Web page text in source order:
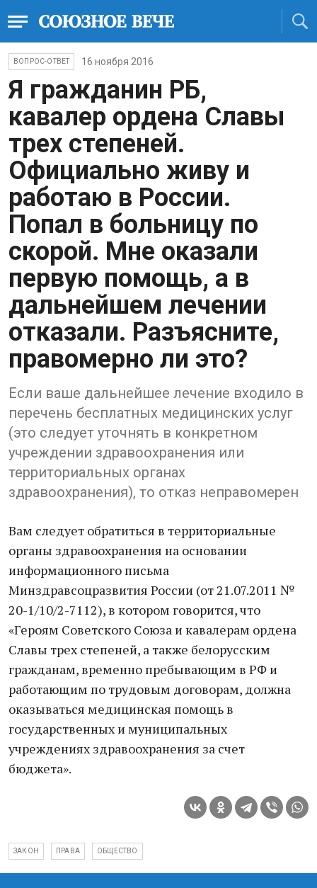
ВОПРОС-ОТВЕТ 16 ноября 2016
Я гражданин РБ,
кавалер ордена Славы
трех степеней.
Официально живу и
работаю в России.
Попал в больницу по
скорой. Мне оказали
первую помощь, а в
дальнейшем лечении
отказали. Разъясните,
правомерно ли это?
Если ваше дальнейшее лечение входило в
перечень бесплатных медицинских услуг
(это следует уточнять в конкретном
учреждении здравоохранения или
территориальных органах
здравоохранения), то отказ неправомерен
Вам следует обратиться в территориальные
органы здравоохранения на основании
информационного письма
Минздравсоцразвития России (от 21.07.2011 №
20-1/10/2-7112), в котором говорится, что
«Героям Советского Союза и кавалерам ордена
Славы трех степеней, а также белорусским
гражданам, временно пребывающим в РФ и
работающим по трудовым договорам, должна
оказываться медицинская помощь в
государственных и муниципальных
учреждениях здравоохранения за счет
бюджета».
ЗАКОН ПРАВА ОБЩЕСТВО